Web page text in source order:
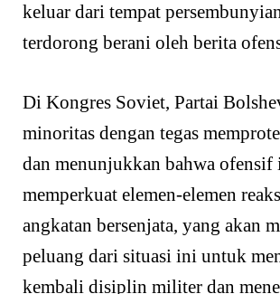
keluar dari tempat
terdorong berani oleh berita
Di Kongres Soviet, Partai
minoritas dengan tegas
dan menunjukkan bahwa ofensif
memperkuat elemen-elemen
angkatan bersenjata, yang akan
peluang dari situasi ini untuk
kembali disiplin militer dan